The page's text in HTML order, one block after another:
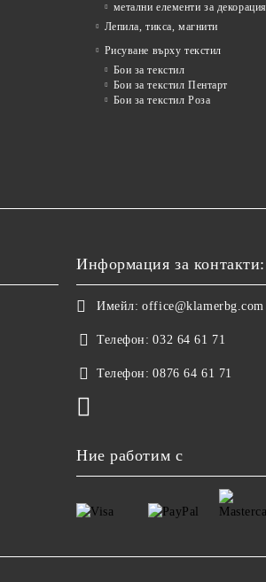
метални елементи за декорация
Лепила, тикса, магнити
Рисуване върху текстил
Бои за текстил
Бои за текстил Пентарт
Бои за текстил Роза
Информация за контакти:
Имейл: office@klamerbg.com
Телефон: 032 64 61 71
Телефон: 0876 64 61 71
Ние работим с